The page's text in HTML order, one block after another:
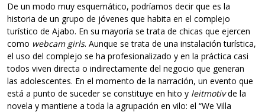
De un modo muy esquemático, podríamos decir que es la
historia de un grupo de jóvenes que habita en el complejo
turístico de Ajabo. En su mayoría se trata de chicas que ejercen
como webcam girls. Aunque se trata de una instalación turística,
el uso del complejo se ha profesionalizado y en la práctica casi
todos viven directa o indirectamente del negocio que generan
las adolescentes. En el momento de la narración, un evento que
está a punto de suceder se constituye en hito y leitmotivde la
novela y mantiene a toda la agrupación en vilo: el “We Villa